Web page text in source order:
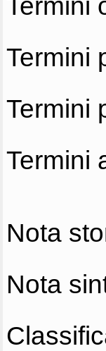
Termini
Termini
Termini
Nota
Nota